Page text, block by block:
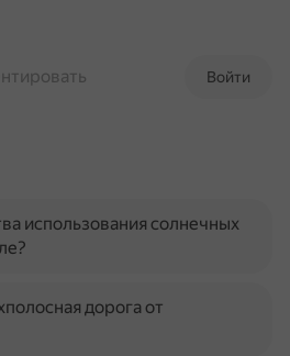
Войти
использования солнечных
дорога от